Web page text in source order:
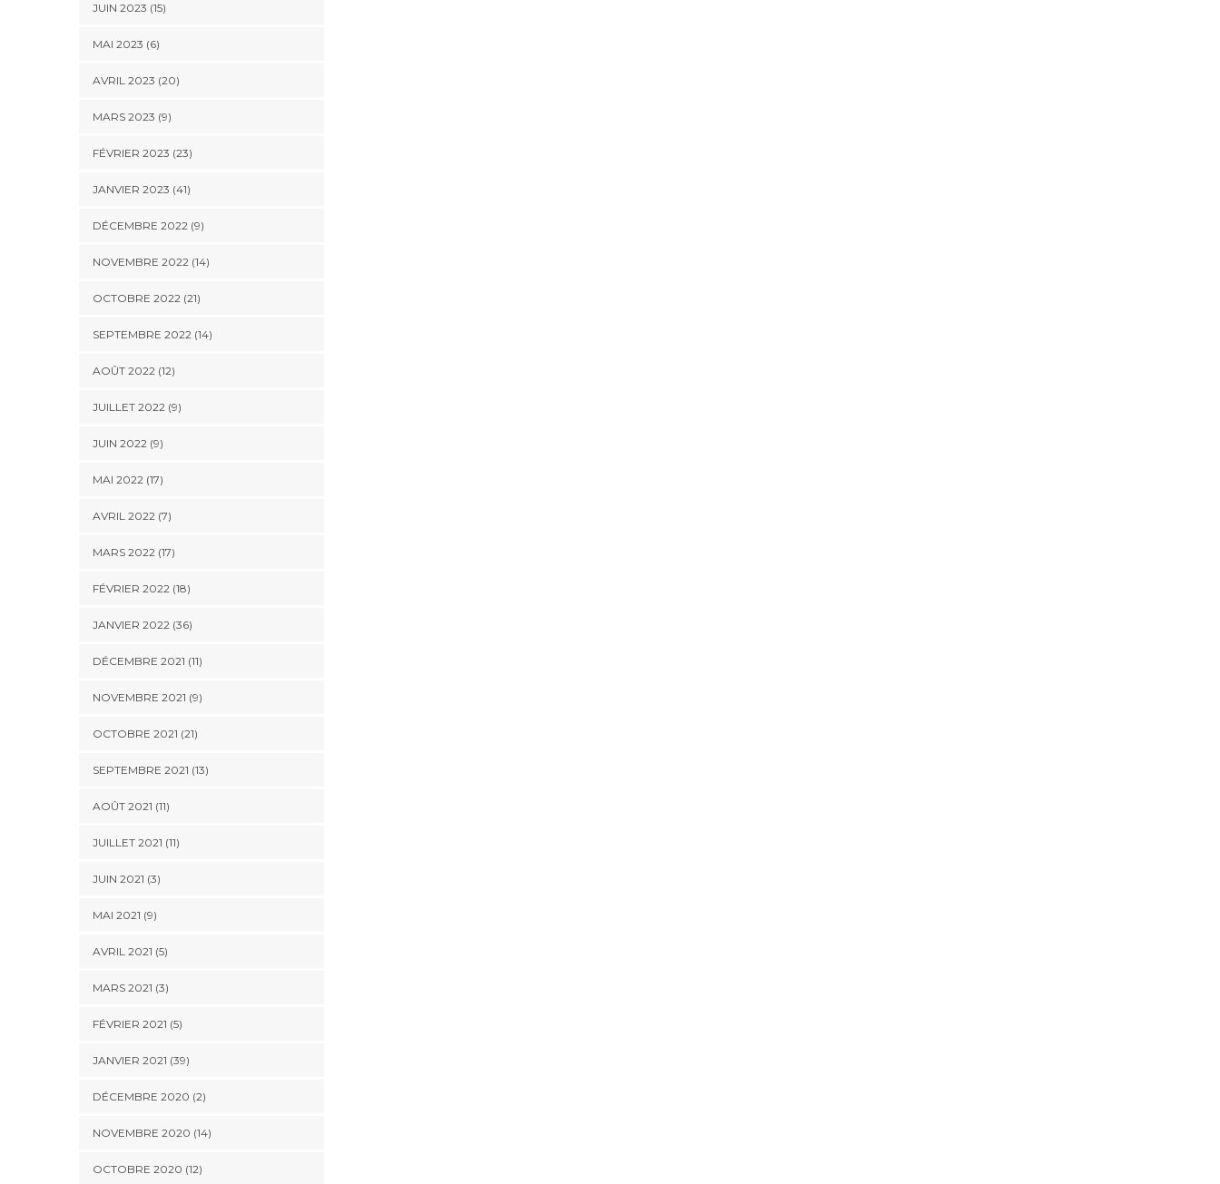
JUIN 2023 (15)
MAI 2023 (6)
AVRIL 2023 (20)
MARS 2023 (9)
FÉVRIER 2023 (23)
JANVIER 2023 (41)
DÉCEMBRE 2022 (9)
NOVEMBRE 2022 (14)
OCTOBRE 2022 (21)
SEPTEMBRE 2022 (14)
AOÛT 2022 (12)
JUILLET 2022 (9)
JUIN 2022 (9)
MAI 2022 (17)
AVRIL 2022 (7)
MARS 2022 (17)
FÉVRIER 2022 (18)
JANVIER 2022 (36)
DÉCEMBRE 2021 (11)
NOVEMBRE 2021 (9)
OCTOBRE 2021 (21)
SEPTEMBRE 2021 (13)
AOÛT 2021 (11)
JUILLET 2021 (11)
JUIN 2021 (3)
MAI 2021 (9)
AVRIL 2021 (5)
MARS 2021 (3)
FÉVRIER 2021 (5)
JANVIER 2021 (39)
DÉCEMBRE 2020 (2)
NOVEMBRE 2020 (14)
OCTOBRE 2020 (12)